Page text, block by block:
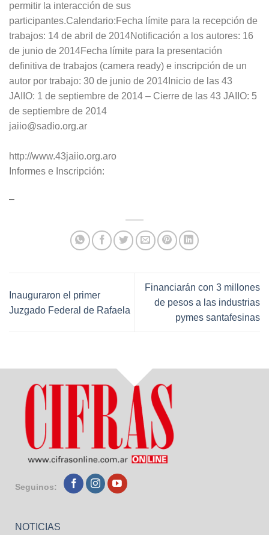
permitir la interacción de sus
participantes.Calendario:Fecha límite para la recepción de
trabajos: 14 de abril de 2014Notificación a los autores: 16
de junio de 2014Fecha límite para la presentación
definitiva de trabajos (camera ready) e inscripción de un
autor por trabajo: 30 de junio de 2014Inicio de las 43
JAIIO: 1 de septiembre de 2014 – Cierre de las 43 JAIIO: 5
de septiembre de 2014
jaiio@sadio.org.ar
http://www.43jaiio.org.aro
Informes e Inscripción:
–
Inauguraron el primer
Juzgado Federal de Rafaela
Financiarán con 3 millones
de pesos a las industrias
pymes santafesinas
Seguinos:
NOTICIAS